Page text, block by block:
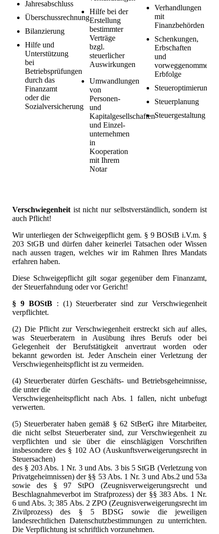
Jahresabschluss
Überschussrechnung
Bilanzierung
Hilfe und
Unterstützung
bei
Betriebsprüfungen
durch das
Finanzamt
oder die
Sozialversicherung
Hilfe bei der
Erstellung
bestimmter
Verträge
bzgl.
steuerlicher
Auswirkungen
Umwandlungen
von
Personen-
und
Kapitalgesellschaften
und Einzel-
unternehmen
in
Kooperation
mit Ihrem
Notar
Verhandlungen
mit
Finanzbehörden
Schenkungen,
Erbschaften
und
vorweggenommene
Erbfolge
Steueroptimierung
Steuerplanung
Steuergestaltung
Verschwiegenheit ist nicht nur selbstverständlich, sondern ist
auch Pflicht!
Wir unterliegen der Schweigepflicht gem. § 9 BOStB i.V.m. §
203 StGB und dürfen daher keinerlei Tatsachen oder Wissen
nach aussen tragen, welches wir im Rahmen Ihres Mandats
erfahren haben.
Diese Schweigepflicht gilt sogar gegenüber dem Finanzamt,
der Steuerfahndung oder vor Gericht!
§ 9 BOStB: (1) Steuerberater sind zur Verschwiegenheit
verpflichtet.
(2) Die Pflicht zur Verschwiegenheit erstreckt sich auf alles,
was Steuerberatern in Ausübung ihres Berufs oder bei
Gelegenheit der Berufstätigkeit anvertraut worden oder
bekannt geworden ist. Jeder Anschein einer Verletzung der
Verschwiegenheitspflicht ist zu vermeiden.
(4) Steuerberater dürfen Geschäfts- und Betriebsgeheimnisse,
die unter die
Verschwiegenheitspflicht nach Abs. 1 fallen, nicht unbefugt
verwerten.
(5) Steuerberater haben gemäß § 62 StBerG ihre Mitarbeiter,
die nicht selbst Steuerberater sind, zur Verschwiegenheit zu
verpflichten und sie über die einschlägigen Vorschriften
insbesondere des § 102 AO (Auskunftsverweigerungsrecht in
Steuersachen)
des § 203 Abs. 1 Nr. 3 und Abs. 3 bis 5 StGB (Verletzung von
Privatgeheimnissen) der §§ 53 Abs. 1 Nr. 3 und Abs.2 und 53a
sowie des § 97 StPO (Zeugnisverweigerungsrecht und
Beschlagnahmeverbot im Strafprozess) der §§ 383 Abs. 1 Nr.
6 und Abs. 3; 385 Abs. 2 ZPO (Zeugnisverweigerungsrecht im
Zivilprozess) des § 5 BDSG sowie die jeweiligen
landesrechtlichen Datenschutzbestimmungen zu unterrichten.
Die Verpflichtung ist schriftlich vorzunehmen.